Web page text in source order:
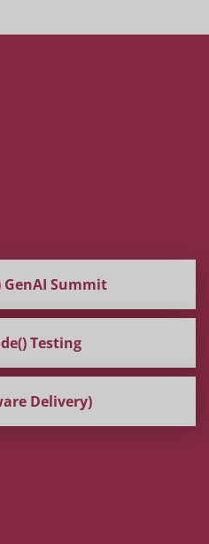
GenAI Summit
Testing
Delivery)